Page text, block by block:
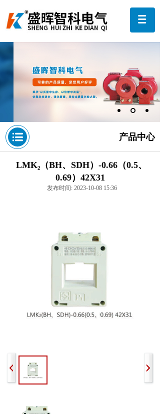
产品中心
LMK₂（BH、SDH）-0.66（0.5、
0.69）42X31
发布时间: 2023-10-08 15:36